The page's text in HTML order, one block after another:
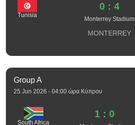
Tunisia
0 : 4
Monterrey Stadium
MONTERREY
Group A
25 Jun 2026 - 04:00 ώρα Κύπρου
South Africa
1 : 0